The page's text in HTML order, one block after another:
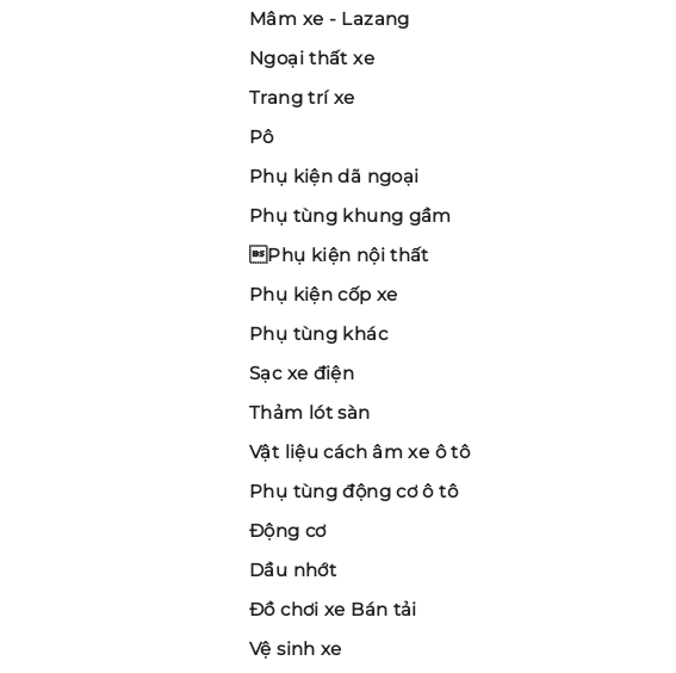
Mâm xe - Lazang
Ngoại thất xe
Trang trí xe
Pô
Phụ kiện dã ngoại
Phụ tùng khung gầm
Phụ kiện nội thất
Phụ kiện cốp xe
Phụ tùng khác
Sạc xe điện
Thảm lót sàn
Vật liệu cách âm xe ô tô
Phụ tùng động cơ ô tô
Động cơ
Dầu nhớt
Đồ chơi xe Bán tải
Vệ sinh xe